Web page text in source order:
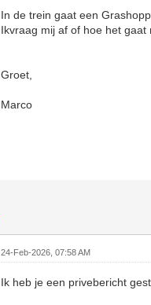
In de trein gaat een
Ikvraag mij af of hoe het
Groet,
Marco
24-Feb-2026, 07:58 AM
Ik heb je een privebericht